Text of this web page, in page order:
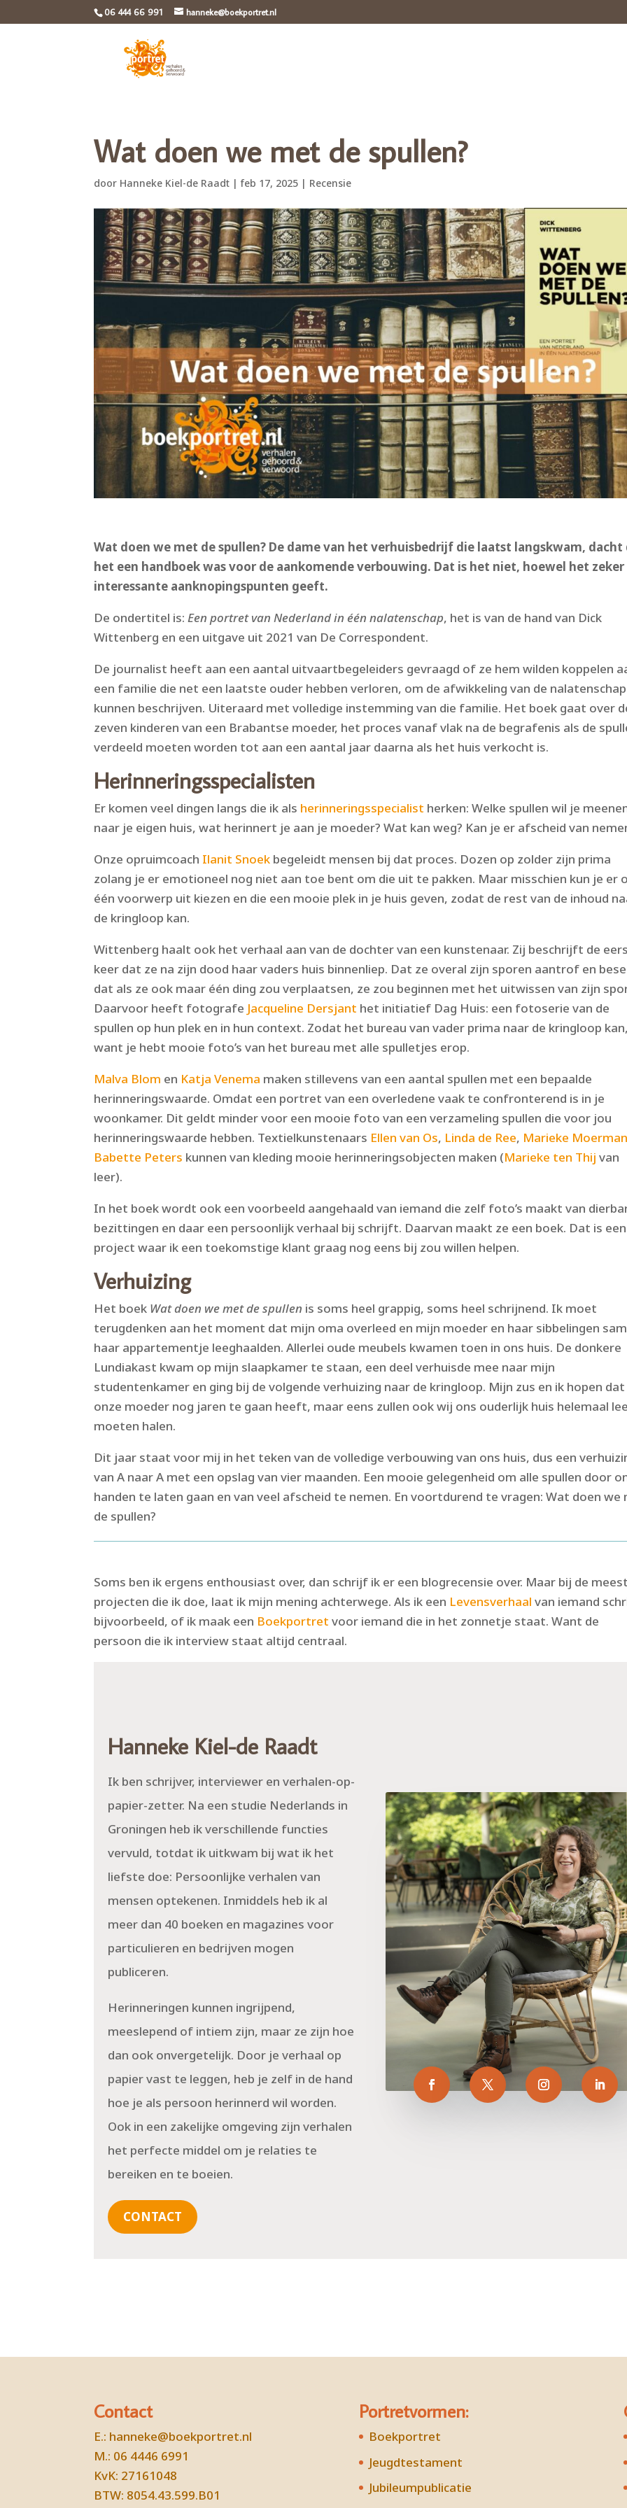
06 444 66 991 hanneke@boekportret.nl
Wat doen we met de spullen?
door Hanneke Kiel-de Raadt |feb 17, 2025 | Recensie
Wat doen we met de spullen? De dame van het verhuisbedrijf die laatst langskwam, dacht
het een handboek was voor de aankomende verbouwing. Dat is het niet, hoewel het zeker
interessante aanknopingspunten geeft.
De ondertitel is:Een portret van Nederland in één nalatenschap, het is van de hand van Dick
Wittenberg en een uitgave uit 2021 van De Correspondent.
De journalist heeft aan een aantal uitvaartbegeleiders gevraagd of ze hem wilden koppelen
een familie die net een laatste ouder hebben verloren, om de afwikkeling van de
kunnen beschrijven. Uiteraard met volledige instemming van die familie. Het boek gaat over
zeven kinderen van een Brabantse moeder, het proces vanaf vlak na de begrafenis als de
verdeeld moeten worden tot aan een aantal jaar daarna als het huis verkocht is.
Herinneringsspecialisten
Er komen veel dingen langs die ik als herinneringsspecialist herken: Welke spullen wil je
naar je eigen huis, wat herinnert je aan je moeder? Wat kan weg? Kan je er afscheid van
Onze opruimcoach Ilanit Snoek begeleidt mensen bij dat proces. Dozen op zolder zijn prima
zolang je er emotioneel nog niet aan toe bent om die uit te pakken. Maar misschien kun je er
één voorwerp uit kiezen en die een mooie plek in je huis geven, zodat de rest van de inhoud
de kringloop kan.
Wittenberg haalt ook het verhaal aan van de dochter van een kunstenaar. Zij beschrijft de
keer dat ze na zijn dood haar vaders huis binnenliep. Dat ze overal zijn sporen aantrof en
dat als ze ook maar één ding zou verplaatsen, ze zou beginnen met het uitwissen van zijn
Daarvoor heeft fotografe Jacqueline Dersjant het initiatief Dag Huis: een fotoserie van de
spullen op hun plek en in hun context. Zodat het bureau van vader prima naar de kringloop kan,
want je hebt mooie foto’s van het bureau met alle spulletjes erop.
Malva Blom en Katja Venema maken stillevens van een aantal spullen met een bepaalde
herinneringswaarde. Omdat een portret van een overledene vaak te confronterend is in je
woonkamer. Dit geldt minder voor een mooie foto van een verzameling spullen die voor jou
herinneringswaarde hebben. Textielkunstenaars Ellen van Os, Linda de Ree, Marieke Moerman
Babette Peters kunnen van kleding mooie herinneringsobjecten maken (Marieke ten Thij van
leer).
In het boek wordt ook een voorbeeld aangehaald van iemand die zelf foto’s maakt van
bezittingen en daar een persoonlijk verhaal bij schrijft. Daarvan maakt ze een boek. Dat is een
project waar ik een toekomstige klant graag nog eens bij zou willen helpen.
Verhuizing
Het boek Wat doen we met de spullen is soms heel grappig, soms heel schrijnend. Ik moet
terugdenken aan het moment dat mijn oma overleed en mijn moeder en haar sibbelingen
haar appartementje leeghaalden. Allerlei oude meubels kwamen toen in ons huis. De donkere
Lundiakast kwam op mijn slaapkamer te staan, een deel verhuisde mee naar mijn
studentenkamer en ging bij de volgende verhuizing naar de kringloop. Mijn zus en ik hopen dat
onze moeder nog jaren te gaan heeft, maar eens zullen ook wij ons ouderlijk huis helemaal
moeten halen.
Dit jaar staat voor mij in het teken van de volledige verbouwing van ons huis, dus een
van A naar A met een opslag van vier maanden. Een mooie gelegenheid om alle spullen door
handen te laten gaan en van veel afscheid te nemen. En voortdurend te vragen: Wat doen we
de spullen?
Soms ben ik ergens enthousiast over, dan schrijf ik er een blogrecensie over. Maar bij de
projecten die ik doe, laat ik mijn mening achterwege. Als ik een Levensverhaalvan iemand
bijvoorbeeld, of ik maak een Boekportretvoor iemand die in het zonnetje staat. Want de
persoon die ik interview staat altijd centraal.
Hanneke Kiel-de Raadt
Ik ben schrijver, interviewer en verhalen-op-
papier-zetter. Na een studie Nederlands in
Groningen heb ik verschillende functies
vervuld, totdat ik uitkwam bij wat ik het
liefste doe: Persoonlijke verhalen van
mensen optekenen. Inmiddels heb ik al
meer dan 40 boeken en magazines voor
particulieren en bedrijven mogen
publiceren.
Herinneringen kunnen ingrijpend,
meeslepend of intiem zijn, maar ze zijn hoe
dan ook onvergetelijk. Door je verhaal op
papier vast te leggen, heb je zelf in de hand
hoe je als persoon herinnerd wil worden.
Ook in een zakelijke omgeving zijn verhalen
het perfecte middel om je relaties te
bereiken en te boeien.
CONTACT
Contact
E.: hanneke@boekportret.nl
M.: 06 4446 6991
KvK: 27161048
BTW: 8054.43.599.B01
Portretvormen:
Boekportret
Jeugdtestament
Jubileumpublicatie